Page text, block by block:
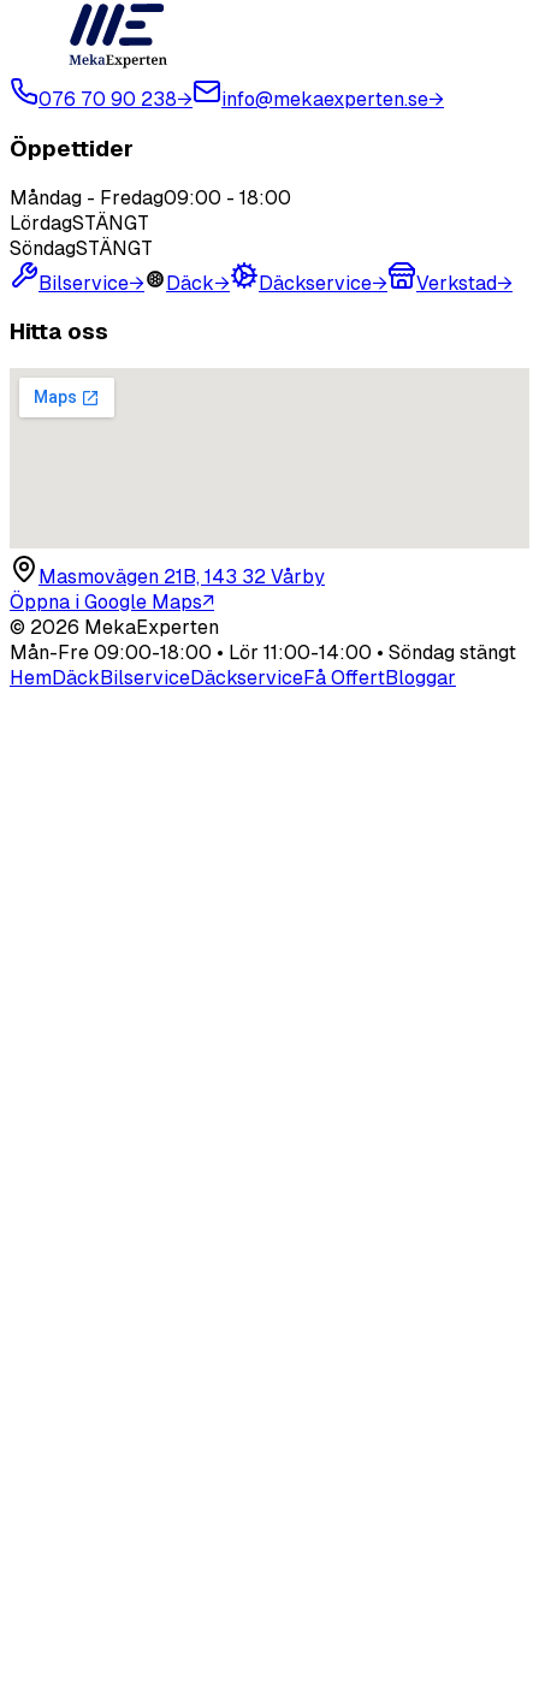
076 70 90 238→ info@mekaexperten.se→
Öppettider
Måndag - Fredag09:00 - 18:00
LördagSTÄNGT
SöndagSTÄNGT
Bilservice→ Däck→ Däckservice→ Verkstad→
Hitta oss
Masmovägen 21B, 143 32 Vårby
Öppna i Google Maps↗
© 2026 MekaExperten
Mån-Fre 09:00-18:00 • Lör 11:00-14:00 • Söndag stängt
HemDäckBilserviceDäckserviceFå OffertBloggar